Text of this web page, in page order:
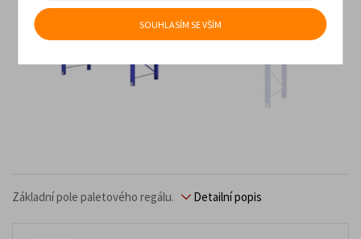
Základní pole paletového regálu. Detailní popis
SOUHLASÍM SE VŠÍM